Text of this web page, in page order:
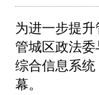
为进一步提
管城区政法
综合信息系
幕。